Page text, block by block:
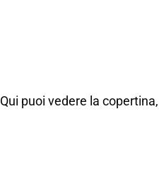
Qui puoi vedere la